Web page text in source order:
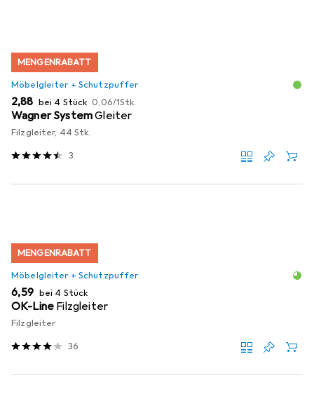
MENGENRABATT
Möbelgleiter + Schutzpuffer
EUR
2,88 bei 4 Stück EUR
0,06/1Stk.
Wagner SystemGleiter
Filzgleiter, 44 Stk.
3
MENGENRABATT
Möbelgleiter + Schutzpuffer
EUR
6,59 bei 4 Stück
OK-Line Filzgleiter
Filzgleiter
36